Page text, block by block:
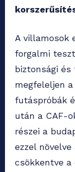
A villamosok
forgalmi
biztonsági
megfeleljen
futáspróbák
után a CAF-
részei a
ezzel
csökkentve a